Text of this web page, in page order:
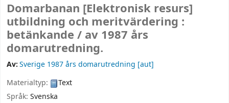
Domarbanan [Elektronisk resurs]
utbildning och meritvärdering :
betänkande / av 1987 års
domarutredning.
Av:Sverige 1987 års domarutredning [aut]
Materialtyp:
Text
Språk: Svenska